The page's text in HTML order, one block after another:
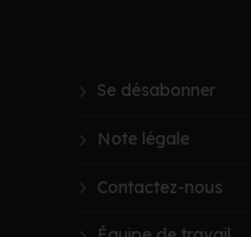
Se désabonner
Note légale
Contactez-nous